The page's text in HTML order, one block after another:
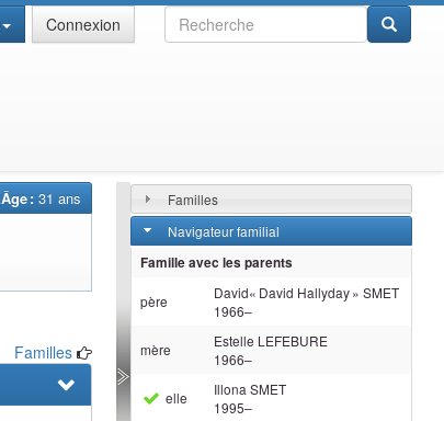
Recherche
Connexion
Âge : 31 ans
Familles
Familles
Navigateur familial
Famille avec les parents
père David« David Hallyday »SMET
1966–
mère Estelle LEFEBURE
1966–
elle Illona SMET
1995–